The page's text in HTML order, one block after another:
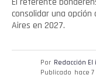
consolidar una
Aires en 2027.
Por Redacción
Publicado hace